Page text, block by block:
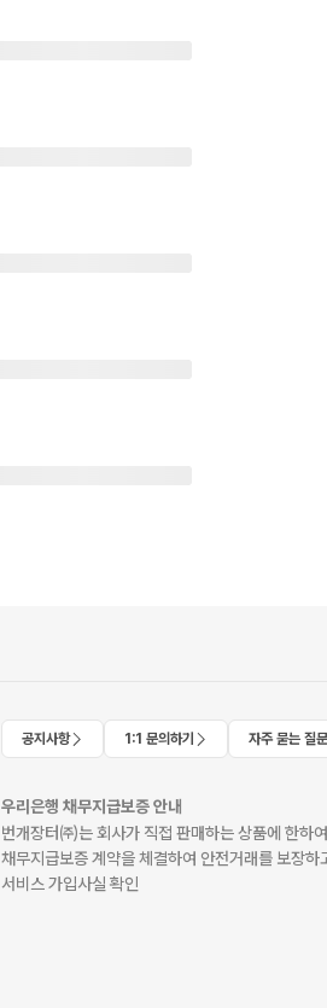
공지사항 1:1 문의하기 자주 묻는 질문
우리은행 채무지급보증 안내
번개장터㈜는 회사가 직접 판매하는 상품에 한하
채무지급보증 계약을 체결하여 안전거래를 보장하
서비스 가입사실 확인